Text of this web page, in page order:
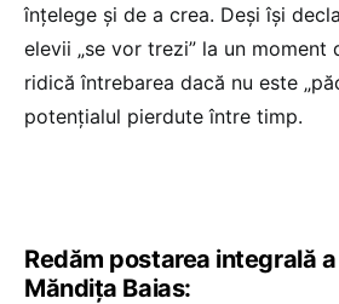
înțelege și de a crea. Deși își
elevii „se vor trezi” la un moment
ridică întrebarea dacă nu este
potențialul pierdute între timp.
Redăm postarea integrală
Măndița Baias: